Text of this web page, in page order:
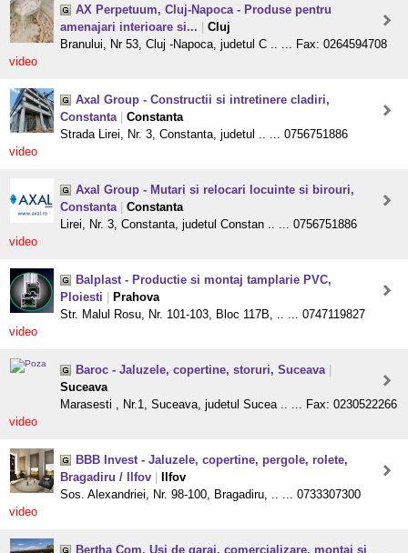
AX Perpetuum, Cluj-Napoca - Produse pentru
amenajari interioare si...
Cluj
Branului, Nr 53, Cluj -Napoca, judetul C .. ... Fax: 0264594708
video
Axal Group - Constructii si intretinere cladiri,
Constanta
Constanta
Strada Lirei, Nr. 3, Constanta, judetul .. ... 0756751886
video
Axal Group - Mutari si relocari locuinte si birouri,
Constanta
Constanta
Lirei, Nr. 3, Constanta, judetul Constan .. ... 0756751886
video
Balplast - Productie si montaj tamplarie PVC,
Ploiesti
Prahova
Str. Malul Rosu, Nr. 101-103, Bloc 117B, .. ... 0747119827
video
Baroc - Jaluzele, copertine, storuri, Suceava
Suceava
Marasesti , Nr.1, Suceava, judetul Sucea .. ... Fax: 0230522266
video
BBB Invest - Jaluzele, copertine, pergole, rolete,
Bragadiru / Ilfov
Ilfov
Sos. Alexandriei, Nr. 98-100, Bragadiru, .. ... 0733307300
video
Bertha Com, Usi de garaj, comercializare, montaj si